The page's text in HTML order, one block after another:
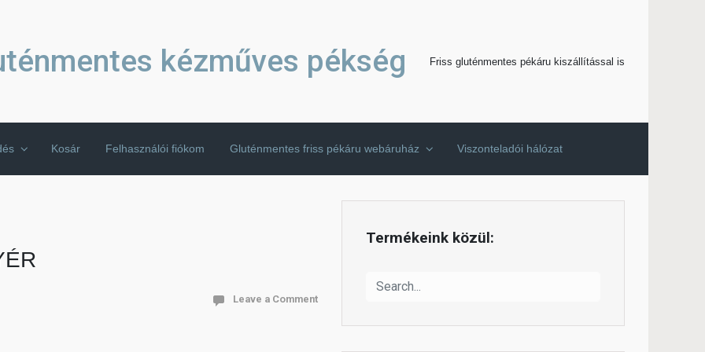
kézműves pékség Friss gluténmentes pékáru kiszállítással is
Kosár Felhasználói fiókom Gluténmentes friss pékáru webáruház Viszonteladói hálózat
Leave a Comment
Termékeink közül: